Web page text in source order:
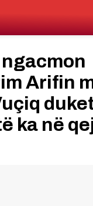
Arifin
ka në